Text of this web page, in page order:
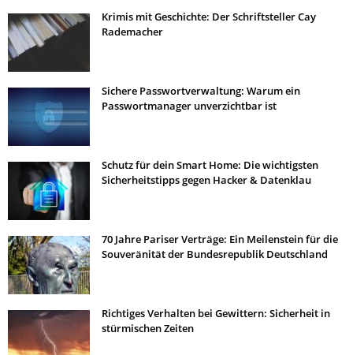
Krimis mit Geschichte: Der Schriftsteller Cay
Rademacher
Sichere Passwortverwaltung: Warum ein
Passwortmanager unverzichtbar ist
Schutz für dein Smart Home: Die wichtigsten
Sicherheitstipps gegen Hacker & Datenklau
70 Jahre Pariser Verträge: Ein Meilenstein für die
Souveränität der Bundesrepublik Deutschland
Richtiges Verhalten bei Gewittern: Sicherheit in
stürmischen Zeiten